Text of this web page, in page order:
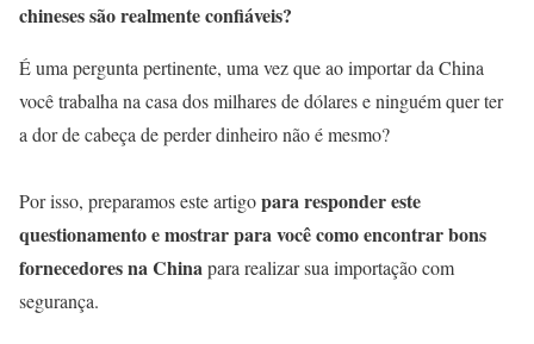
chineses são realmente confiáveis?
É uma pergunta pertinente, uma vez que ao importar da China
você trabalha na casa dos milhares de dólares e ninguém quer ter
a dor de cabeça de perder dinheiro não é mesmo?
Por isso, preparamos este artigopara responder este
questionamento e mostrar para você como encontrar bons
fornecedores na Chinapara realizar sua importação com
segurança.